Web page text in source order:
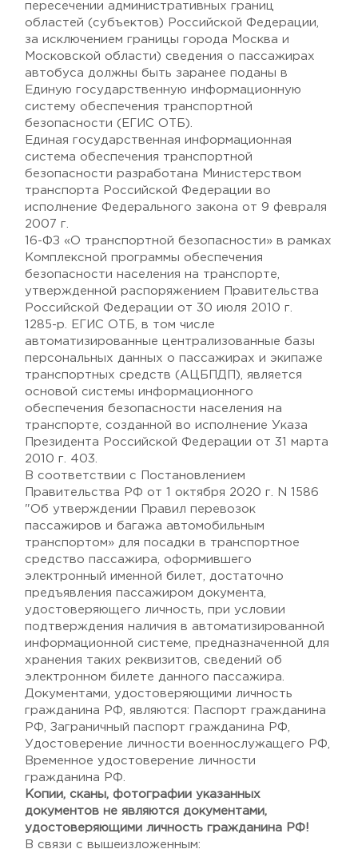
пересечении административных границ
областей (субъектов) Российской Федерации,
за исключением границы города Москва и
Московской области) сведения о пассажирах
автобуса должны быть заранее поданы в
Единую государственную информационную
систему обеспечения транспортной
безопасности (ЕГИС ОТБ).
Единая государственная информационная
система обеспечения транспортной
безопасности разработана Министерством
транспорта Российской Федерации во
исполнение Федерального закона от 9 февраля
2007 г.
16-ФЗ «О транспортной безопасности» в рамках
Комплексной программы обеспечения
безопасности населения на транспорте,
утвержденной распоряжением Правительства
Российской Федерации от 30 июля 2010 г.
1285-р. ЕГИС ОТБ, в том числе
автоматизированные централизованные базы
персональных данных о пассажирах и экипаже
транспортных средств (АЦБПДП), является
основой системы информационного
обеспечения безопасности населения на
транспорте, созданной во исполнение Указа
Президента Российской Федерации от 31 марта
2010 г. 403.
В соответствии с Постановлением
Правительства РФ от 1 октября 2020 г. N 1586
"Об утверждении Правил перевозок
пассажиров и багажа автомобильным
транспортом» для посадки в транспортное
средство пассажира, оформившего
электронный именной билет, достаточно
предъявления пассажиром документа,
удостоверяющего личность, при условии
подтверждения наличия в автоматизированной
информационной системе, предназначенной для
хранения таких реквизитов, сведений об
электронном билете данного пассажира.
Документами, удостоверяющими личность
гражданина РФ, являются: Паспорт гражданина
РФ, Заграничный паспорт гражданина РФ,
Удостоверение личности военнослужащего РФ,
Временное удостоверение личности
гражданина РФ.
Копии, сканы, фотографии указанных
документов не являются документами,
удостоверяющими личность гражданина РФ!
В связи с вышеизложенным: